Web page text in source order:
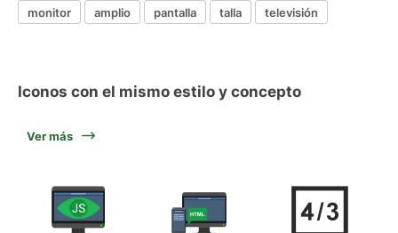
monitor amplio pantalla talla televisión
Iconos con el mismo estilo y concepto
Ver más